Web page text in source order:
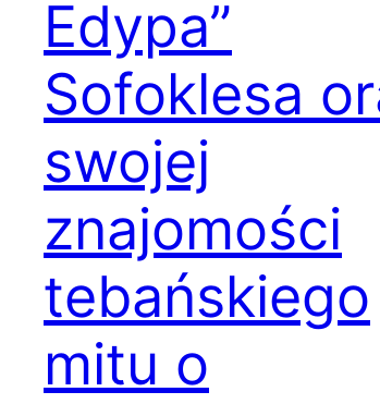
Edypa”
Sofoklesa
swojej
znajomości
tebańskiego
mitu o